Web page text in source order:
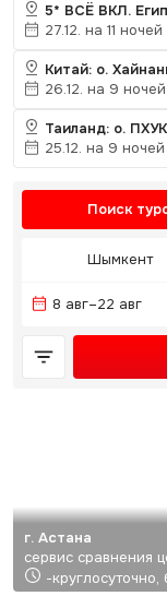
5* ВСЁ ВКЛ.
27.12. на 11 ночей
Китай: о.
26.12. на 9 ночей
Таиланд: о.
25.12. на 9 ночей
Поиск
Шымкент
8 авг–22 авг
г. Астана
сервис сравнения
-